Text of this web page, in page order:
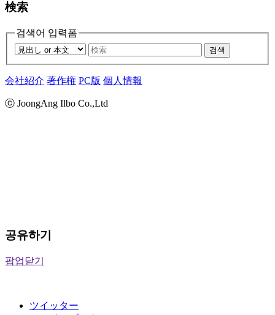
検索
검색어 입력폼
검색
会社紹介 著作権 PC版 個人情報
ⓒ JoongAng Ilbo Co.,Ltd
공유하기
팝업닫기
ツイッター